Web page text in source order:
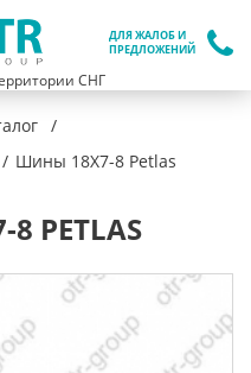
ДЛЯ ЖАЛОБ И
ПРЕДЛОЖЕНИЙ
СНГ
Шины 18X7-8 Petlas
PETLAS